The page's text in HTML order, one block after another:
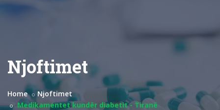
Njoftimet
Home
Njoftimet
Medikamentet kundër diabetit - Tiranë